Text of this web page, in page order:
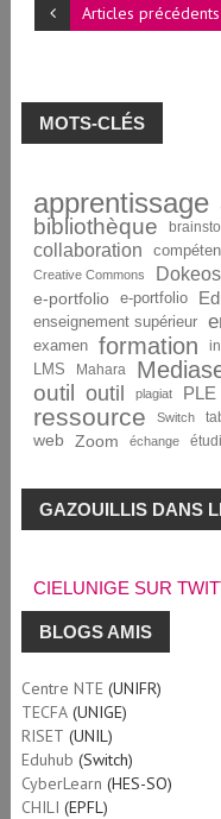
Articles précédents
MOTS-CLÉS
apprentissage
bibliothèque
collaboration
Creative Commons Dokeos
e-portfolio e-portfolio
enseignement supérieur
examen formation
LMS Mahara
outil outil plagiat PLE
ressource
Switch
web
Zoom échange
GAZOUILLIS DANS
CIELUNIGE SUR
BLOGS AMIS
Centre NTE(UNIFR)
TECFA(UNIGE)
RISET (UNIL)
Eduhub (Switch)
CyberLearn (HES-SO)
CHILI (EPFL)